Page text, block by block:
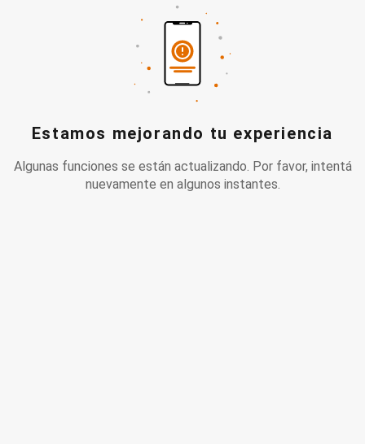
Estamos mejorando tu experiencia
Algunas funciones se están actualizando. Por favor, intentá
nuevamente en algunos instantes.